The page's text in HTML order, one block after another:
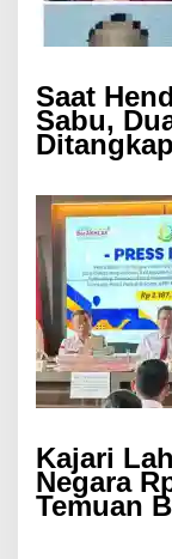
Saat
Sabu,
Ditangkap
Kajari
Negara
Temuan